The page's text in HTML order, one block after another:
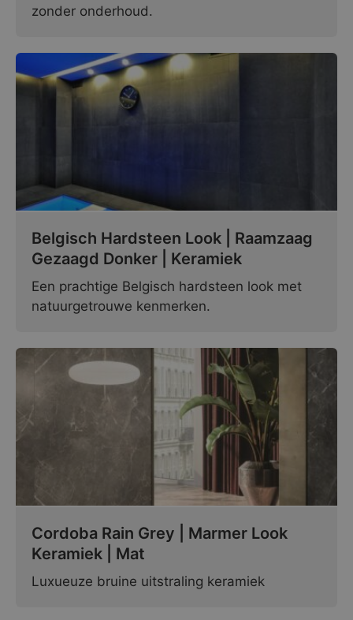
zonder onderhoud.
Belgisch Hardsteen Look | Raamzaag
Gezaagd Donker | Keramiek
Een prachtige Belgisch hardsteen look met
natuurgetrouwe kenmerken.
Cordoba Rain Grey | Marmer Look
Keramiek | Mat
Luxueuze bruine uitstraling keramiek